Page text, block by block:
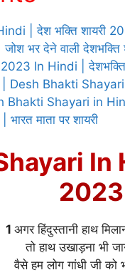
| देश भक्ति शायरी
भर देने वाली देशभक्ति
In Hindi | देशभक्ति
| Desh Bhakti Shayari
Bhakti Shayari in
माता पर शायरी
In
2023
1 अगर हिंदुस्तानी हाथ
तो हाथ उखाड़ना भी
वैसे हम लोग गांधी जी को